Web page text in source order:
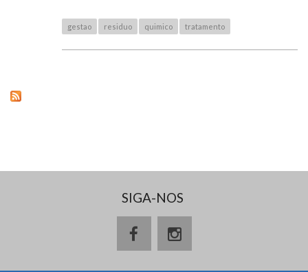
gestao residuo quimico tratamento
SIGA-NOS